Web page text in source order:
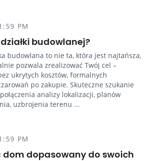
PM
budowlanej?
budowlana to nie ta, która jest najtańsza,
pozwala zrealizować Twój cel –
ukrytych kosztów, formalnych
po zakupie. Skuteczne szukanie
analizy lokalizacji, planów
uzbrojenia terenu ...
PM
dom dopasowany do swoich